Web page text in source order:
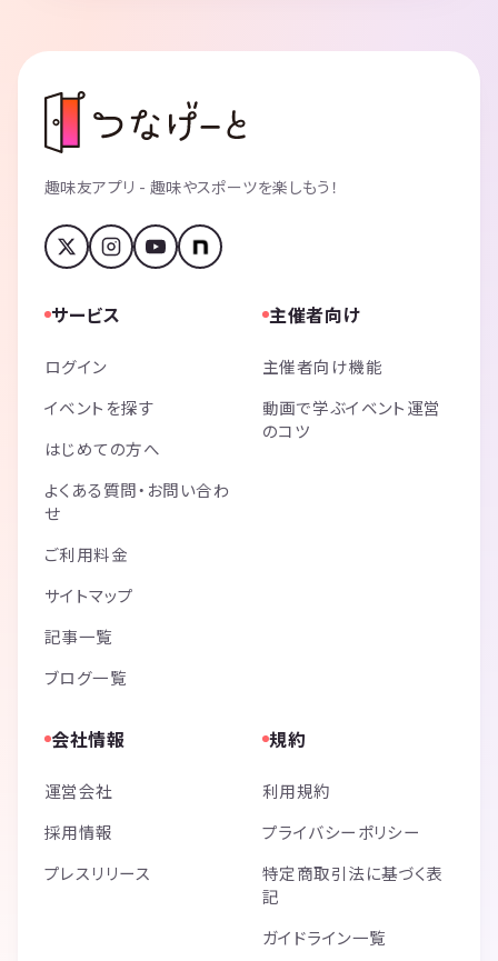
趣味友アプリ - 趣味やスポーツを楽しもう！
サービス
ログイン
イベントを探す
はじめての方へ
よくある質問・お問い合わ
せ
ご利用料金
サイトマップ
記事一覧
ブログ一覧
主催者向け
主催者向け機能
動画で学ぶイベント運営
のコツ
会社情報
運営会社
採用情報
プレスリリース
規約
利用規約
プライバシーポリシー
特定商取引法に基づく表
記
ガイドライン一覧